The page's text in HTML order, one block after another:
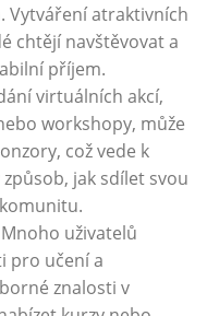
Vytváření atraktivních
chtějí navštěvovat a
příjem.
virtuálních akcí,
workshopy, může
což vede k
jak sdílet svou
Mnoho uživatelů
pro učení a
znalosti v